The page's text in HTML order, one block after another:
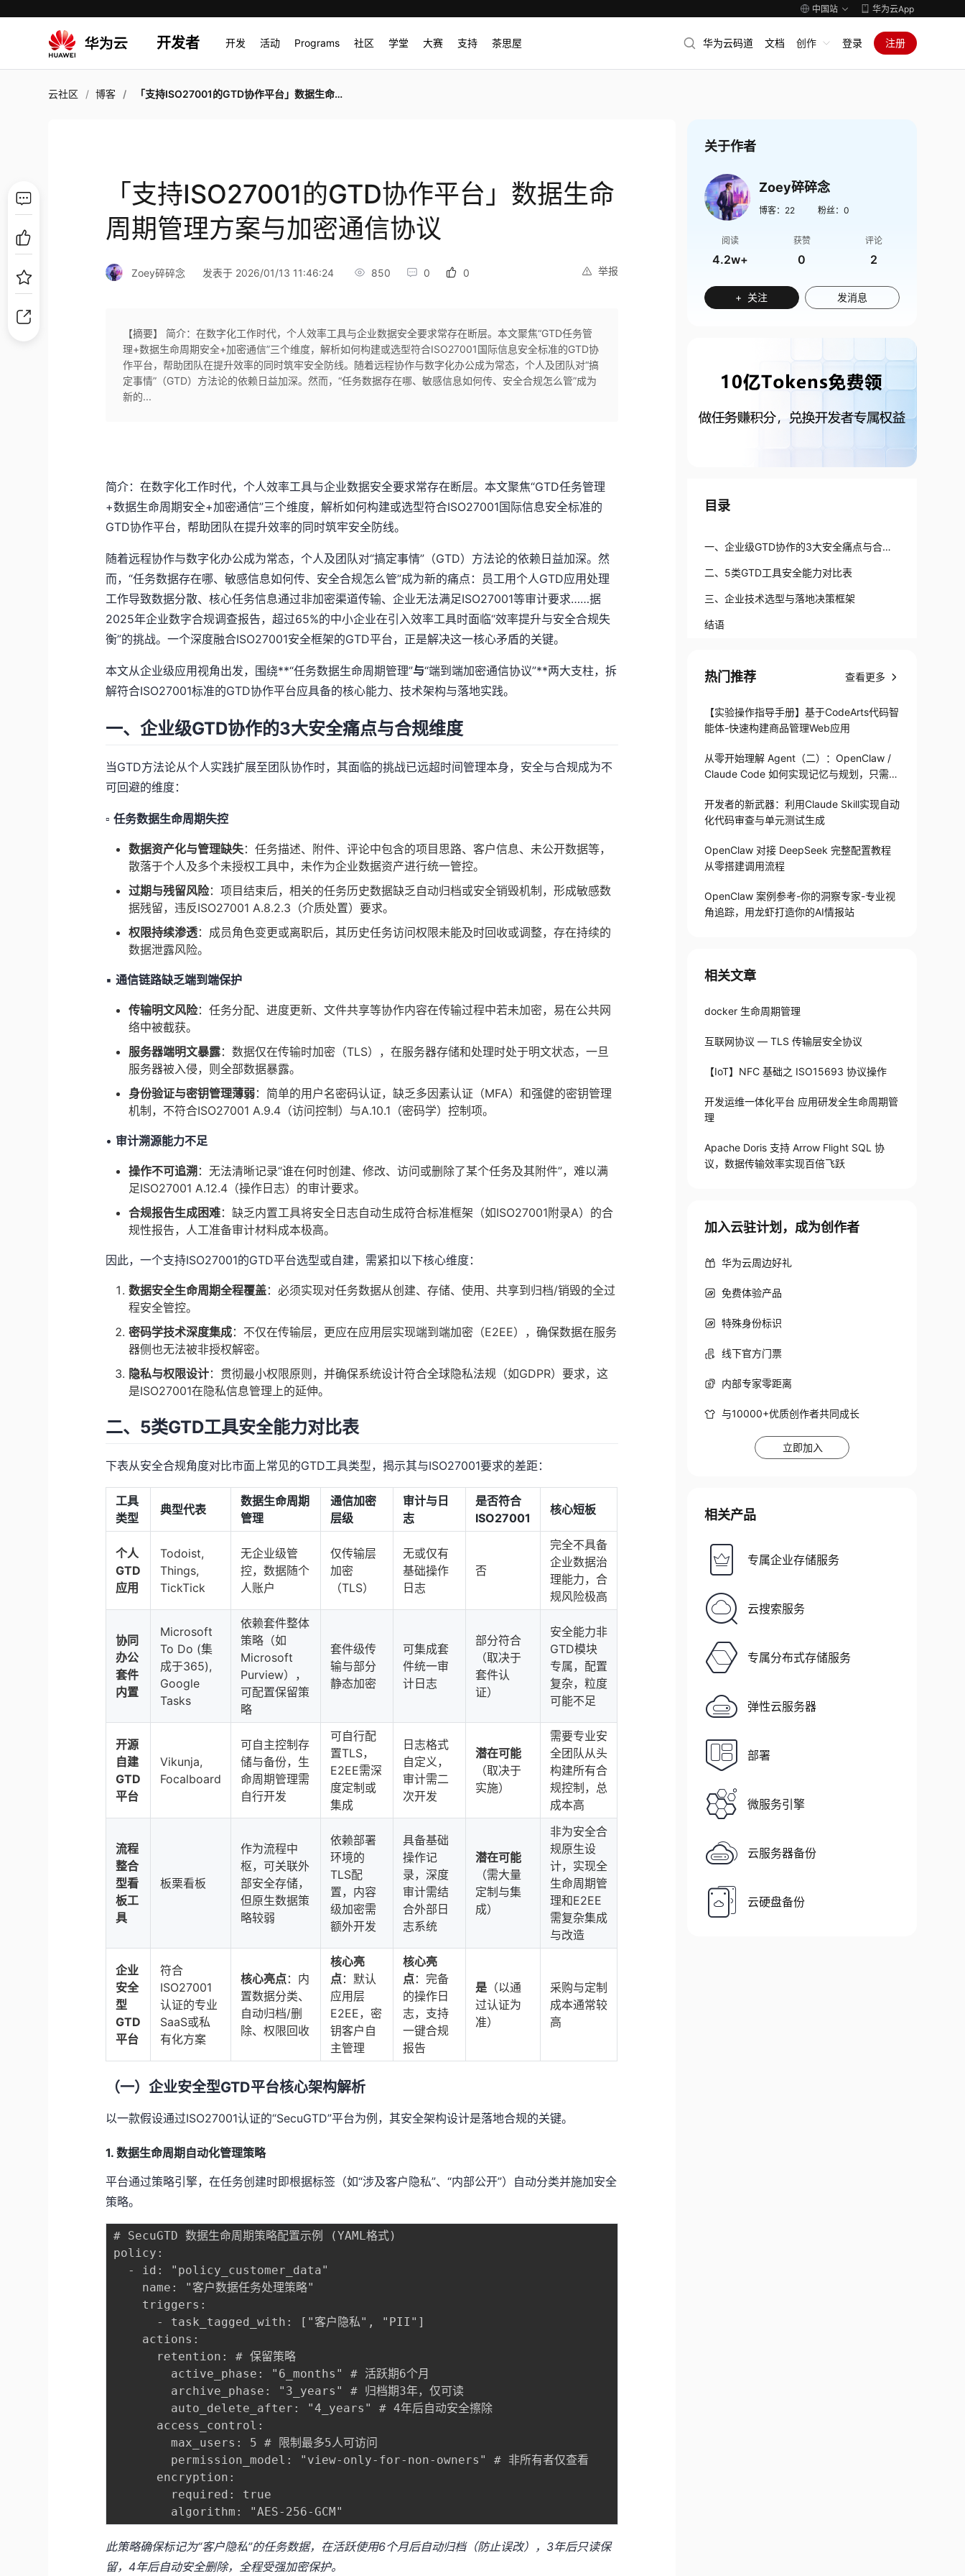
中国站 华为云App
开发者 开发 活动 Programs 社区 学堂 大赛 支持 茶思屋 华为云码道 文档 创作 登录 注册
云社区 博客 「支持ISO27001的GTD协作平台」数据生命周期管理方案与加密通信协议
「支持ISO27001的GTD协作平台」数据生命
周期管理方案与加密通信协议
举报
Zoey碎碎念 发表于 2026/01/13 11:46:24 850 0 0
【摘要】 简介：在数字化工作时代，个人效率工具与企业数据安全要求常存在断层。本文聚焦“GTD任务管
理+数据生命周期安全+加密通信”三个维度，解析如何构建或选型符合ISO27001国际信息安全标准的GTD协
作平台，帮助团队在提升效率的同时筑牢安全防线。随着远程协作与数字化办公成为常态，个人及团队对“搞
定事情”（GTD）方法论的依赖日益加深。然而，“任务数据存在哪、敏感信息如何传、安全合规怎么管”成为
新的...
简介：在数字化工作时代，个人效率工具与企业数据安全要求常存在断层。本文聚焦“GTD任务管理
+数据生命周期安全+加密通信”三个维度，解析如何构建或选型符合ISO27001国际信息安全标准的
GTD协作平台，帮助团队在提升效率的同时筑牢安全防线。
随着远程协作与数字化办公成为常态，个人及团队对“搞定事情”（GTD）方法论的依赖日益加深。然
而，“任务数据存在哪、敏感信息如何传、安全合规怎么管”成为新的痛点：员工用个人GTD应用处理
工作导致数据分散、核心任务信息通过非加密渠道传输、企业无法满足ISO27001等审计要求……据
2025年企业数字合规调查报告，超过65%的中小企业在引入效率工具时面临“效率提升与安全合规失
衡”的挑战。一个深度融合ISO27001安全框架的GTD平台，正是解决这一核心矛盾的关键。
本文从企业级应用视角出发，围绕**“任务数据生命周期管理”与“端到端加密通信协议”**两大支柱，拆
解符合ISO27001标准的GTD协作平台应具备的核心能力、技术架构与落地实践。
一、企业级GTD协作的3大安全痛点与合规维度
当GTD方法论从个人实践扩展至团队协作时，其面临的挑战已远超时间管理本身，安全与合规成为不
可回避的维度：
▫️任务数据生命周期失控
数据资产化与管理缺失：任务描述、附件、评论中包含的项目思路、客户信息、未公开数据等，
散落于个人及多个未授权工具中，未作为企业数据资产进行统一管控。
过期与残留风险：项目结束后，相关的任务历史数据缺乏自动归档或安全销毁机制，形成敏感数
据残留，违反ISO27001 A.8.2.3（介质处置）要求。
权限持续渗透：成员角色变更或离职后，其历史任务访问权限未能及时回收或调整，存在持续的
数据泄露风险。
▪️通信链路缺乏端到端保护
传输明文风险：任务分配、进度更新、文件共享等协作内容在传输过程中若未加密，易在公共网
络中被截获。
服务器端明文暴露：数据仅在传输时加密（TLS），在服务器存储和处理时处于明文状态，一旦
服务器被入侵，则全部数据暴露。
身份验证与密钥管理薄弱：简单的用户名密码认证，缺乏多因素认证（MFA）和强健的密钥管理
机制，不符合ISO27001 A.9.4（访问控制）与A.10.1（密码学）控制项。
• 审计溯源能力不足
操作不可追溯 ：无法清晰记录“谁在何时创建、修改、访问或删除了某个任务及其附件”，难以满
足ISO27001 A.12.4（操作日志）的审计要求。
合规报告生成困难：缺乏内置工具将安全日志自动生成符合标准框架（如ISO27001附录A）的合
规性报告，人工准备审计材料成本极高。
因此，一个支持ISO27001的GTD平台选型或自建，需紧扣以下核心维度：
数据安全生命周期全程覆盖：必须实现对任务数据从创建、存储、使用、共享到归档/销毁的全过
程安全管控。
密码学技术深度集成：不仅在传输层，更应在应用层实现端到端加密（E2EE），确保数据在服务
器侧也无法被非授权解密。
隐私与权限设计：贯彻最小权限原则，并确保系统设计符合全球隐私法规（如GDPR）要求，这
是ISO27001在隐私信息管理上的延伸。
二、5类GTD工具安全能力对比表
下表从安全合规角度对比市面上常见的GTD工具类型，揭示其与ISO27001要求的差距：
工具
类型
典型代表
数据生命周期
管理
通信加密
层级
审计与日
志
是否符合
ISO27001
核心短板
个人
GTD
应用
Todoist,
Things,
TickTick
无企业级管
控，数据随个
人账户
仅传输层
加密
（TLS）
无或仅有
基础操作
日志
否
完全不具备
企业数据治
理能力，合
规风险极高
协同
办公
套件
内置
Microsoft
To Do (集
成于365),
Google
Tasks
依赖套件整体
策略（如
Microsoft
Purview），
可配置保留策
略
套件级传
输与部分
静态加密
可集成套
件统一审
计日志
部分符合
（取决于
套件认
证）
安全能力非
GTD模块
专属，配置
复杂，粒度
可能不足
开源
自建
GTD
平台
Vikunja,
Focalboard
可自主控制存
储与备份，生
命周期管理需
自行开发
可自行配
置TLS，
E2EE需深
度定制或
集成
日志格式
自定义，
审计需二
次开发
潜在可能
（取决于
实施）
需要专业安
全团队从头
构建所有合
规控制，总
成本高
流程
整合
型看
板工
具
板栗看板
作为流程中
枢，可关联外
部安全存储，
但原生数据策
略较弱
依赖部署
环境的
TLS配
置，内容
级加密需
额外开发
具备基础
操作记
录，深度
审计需结
合外部日
志系统
潜在可能
（需大量
定制与集
成）
非为安全合
规原生设
计，实现全
生命周期管
理和E2EE
需复杂集成
与改造
企业
安全
型
GTD
平台
符合
ISO27001
认证的专业
SaaS或私
有化方案
核心亮点：内
置数据分类、
自动归档/删
除、权限回收
核心亮
点：默认
应用层
E2EE，密
钥客户自
主管理
核心亮
点：完备
的操作日
志，支持
一键合规
报告
是 （以通
过认证为
准）
采购与定制
成本通常较
高
（一）企业安全型GTD平台核心架构解析
以一款假设通过ISO27001认证的“SecuGTD”平台为例，其安全架构设计是落地合规的关键。
1. 数据生命周期自动化管理策略
平台通过策略引擎，在任务创建时即根据标签（如“涉及客户隐私”、“内部公开”）自动分类并施加安全
策略。
# SecuGTD 数据生命周期策略配置示例 (YAML格式)
policy:
  - id: "policy_customer_data"
    name: "客户数据任务处理策略"
    triggers:
      - task_tagged_with: ["客户隐私", "PII"]
    actions:
      retention: # 保留策略
        active_phase: "6_months" # 活跃期6个月
        archive_phase: "3_years" # 归档期3年，仅可读
        auto_delete_after: "4_years" # 4年后自动安全擦除
      access_control:
        max_users: 5 # 限制最多5人可访问
        permission_model: "view-only-for-non-owners" # 非所有者仅查看
      encryption:
        required: true
此策略确保标记为“客户隐私”的任务数据，在活跃使用6个月后自动归档（防止误改），3年后只读保
留，4年后自动安全删除，全程受强加密保护。
关于作者
Zoey碎碎念
博客： 22 粉丝： 0
阅读
4.2w+
获赞
0
评论
2
+ 关注 发消息
目录
一、企业级GTD协作的3大安全痛点与合规
维度
二、5类GTD工具安全能力对比表
三、企业技术选型与落地决策框架
结语
热门推荐 查看更多
【实验操作指导手册】基于CodeArts代码智
能体-快速构建商品管理Web应用
从零开始理解 Agent（二）：OpenClaw /
Claude Code 如何实现记忆与规划，只需1
开发者的新武器：利用Claude Skill实现自动
化代码审查与单元测试生成
OpenClaw 对接 DeepSeek 完整配置教程
从零搭建调用流程
OpenClaw 案例参考-你的洞察专家-专业视
角追踪，用龙虾打造你的AI情报站
相关文章
docker 生命周期管理
互联网协议 — TLS 传输层安全协议
【IoT】NFC 基础之 ISO15693 协议操作
开发运维一体化平台 应用研发全生命周期管
理
Apache Doris 支持 Arrow Flight SQL 协
议，数据传输效率实现百倍飞跃
加入云驻计划，成为创作者
华为云周边好礼
免费体验产品
特殊身份标识
线下官方门票
内部专家零距离
与10000+优质创作者共同成长
立即加入
相关产品
专属企业存储服务
云搜索服务
专属分布式存储服务
弹性云服务器
部署
微服务引擎
云服务器备份
云硬盘备份